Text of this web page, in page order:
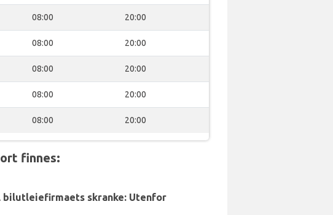
08:00 20:00
08:00 20:00
08:00 20:00
08:00 20:00
08:00 20:00
finnes:
skranke: Utenfor